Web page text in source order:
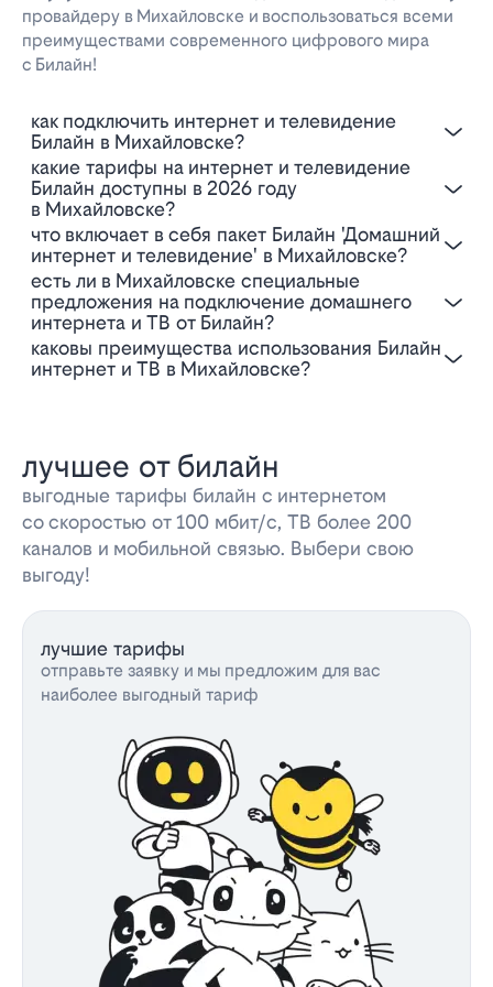
провайдеру в Михайловске и воспользоваться всеми
преимуществами современного цифрового мира
с Билайн!
Как подключить интернет и телевидение
Билайн в Михайловске?
Какие тарифы на интернет и телевидение
Билайн доступны в 2026 году
в Михайловске?
Что включает в себя пакет Билайн 'Домашний
интернет и телевидение' в Михайловске?
Есть ли в Михайловске специальные
предложения на подключение домашнего
интернета и ТВ от Билайн?
Каковы преимущества использования Билайн
интернет и ТВ в Михайловске?
лучшее от билайн
выгодные тарифы билайн с интернетом
со скоростью от 100 мбит/с, ТВ более 200
каналов и мобильной связью. Выбери свою
выгоду!
лучшие тарифы
отправьте заявку и мы предложим для вас
наиболее выгодный тариф